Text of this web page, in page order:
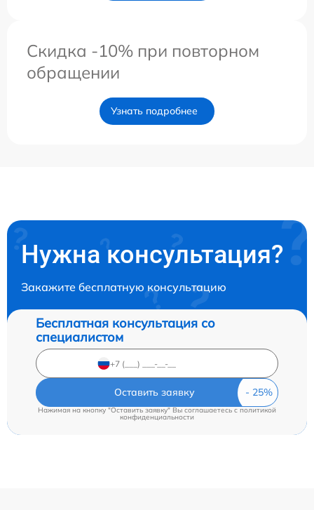
Скидка -10% при повторном
обращении
Узнать подробнее
Нужна консультация?
Закажите бесплатную консультацию
Бесплатная консультация со
специалистом
Оставить заявку
Нажимая на кнопку "Оставить заявку" Вы соглашаетесь c политикой
конфиденциальности